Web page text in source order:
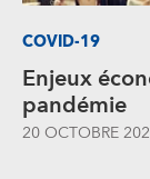
COVID-19
Enjeux
pandémie
20 OCTOBRE